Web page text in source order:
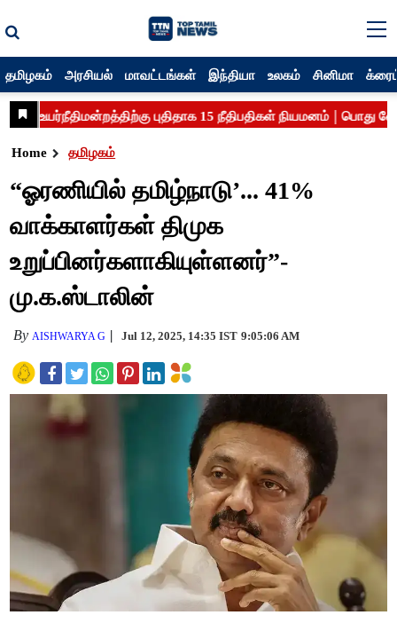
தமிழகம் அரசியல் மாவட்டங்கள் இந்தியா உலகம் சினிமா
Home தமிழகம்
“ஓரணியில் தமிழ்நாடு’... 41%
வாக்காளர்கள் திமுக
உறுப்பினர்களாகியுள்ளனர்”-
மு.க.ஸ்டாலின்
By AISHWARYA G Jul 12, 2025, 14:35 IST 9:05:06 AM